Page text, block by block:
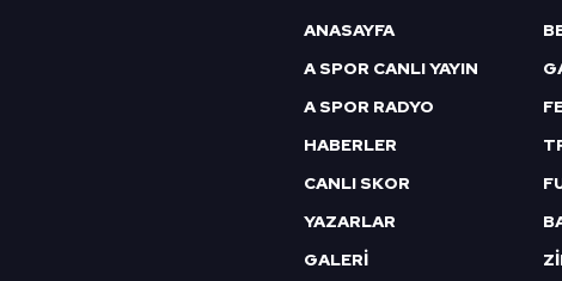
6698 sayılı Kişisel Verilerin
mevzuata uygun olarak
ANASAYFA
A SPOR CANLI YAYIN
A SPOR RADYO
HABERLER
CANLI SKOR
YAZARLAR
GALERİ